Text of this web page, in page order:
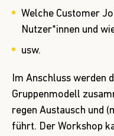
Welche Customer
Nutzer*innen und
usw.
Im Anschluss werden
Gruppenmodell
regen Austausch und
führt. Der Workshop